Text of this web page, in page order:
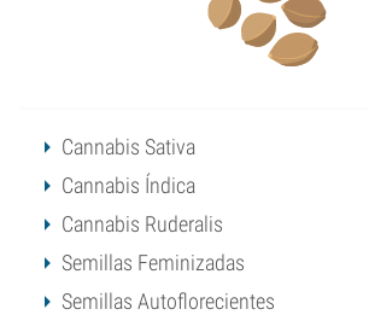
Cannabis Sativa
Cannabis Índica
Cannabis Ruderalis
Semillas Feminizadas
Semillas Autoflorecientes